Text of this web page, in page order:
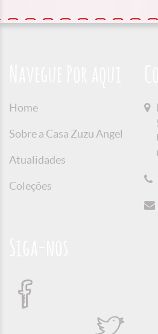
Home
Sobre a Casa Zuzu Angel
Atualidades
Coleções